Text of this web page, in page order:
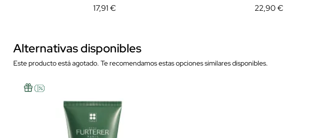
17,91 € 22,90 €
Alternativas disponibles
Este producto está agotado. Te recomendamos estas opciones similares disponibles.